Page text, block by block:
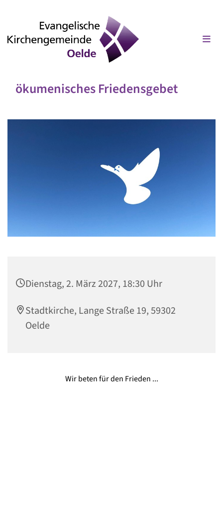
ökumenisches Friedensgebet
Dienstag, 2. März 2027, 18:30 Uhr
Stadtkirche, Lange Straße 19, 59302
Oelde
Wir beten für den Frieden ...